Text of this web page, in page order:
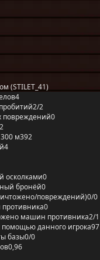
(STILET_41)
4
2/2
повреждений0
м392
4
осколками0
бронёй0
повреждений)0/0
0
машин противника2/1
данного игрока97
базы0/0
0,96